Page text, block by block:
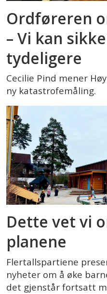
Ordføreren
– Vi kan
tydeligere
Cecilie Pind mener
ny katastrofemåling.
Dette vet vi
planene
Flertallspartiene
nyheter om å øke
det gjenstår fortsatt